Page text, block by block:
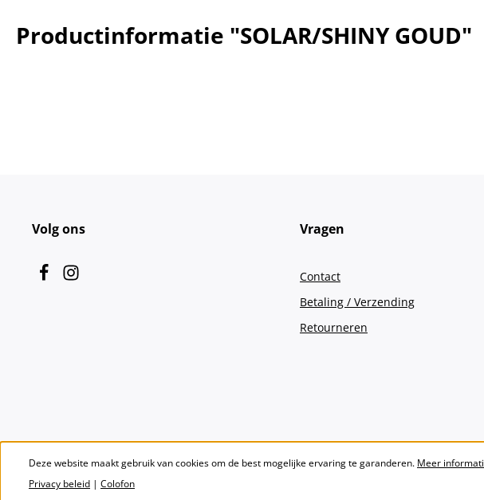
Productinformatie "SOLAR/SHINY GOUD"
Volg ons Vragen
Contact
Betaling / Verzending
Retourneren
Deze website maakt gebruik van cookies om de best mogelijke ervaring te garanderen. Meer
Privacy beleid | Colofon